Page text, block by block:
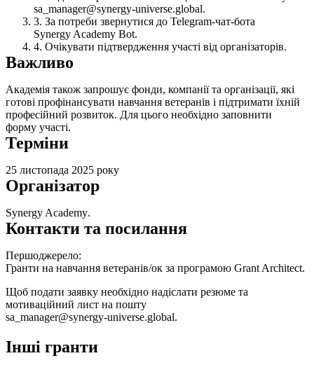
sa_manager@synergy-universe.global.
За потреби звернутися до Telegram-чат-бота
Synergy Academy Bot.
Очікувати підтвердження участі від організаторів.
Важливо
Академія також запрошує фонди, компанії та організації, які
готові профінансувати навчання ветеранів і підтримати їхній
професійний розвиток. Для цього необхідно заповнити
форму участі.
Терміни
25 листопада 2025 року
Організатор
Synergy Academy.
Контакти та посилання
Першоджерело:
Гранти на навчання ветеранів/ок за програмою Grant Architect.
Щоб подати заявку необхідно надіслати резюме та
мотиваційний лист на пошту
sa_manager@synergy-universe.global.
Інші гранти